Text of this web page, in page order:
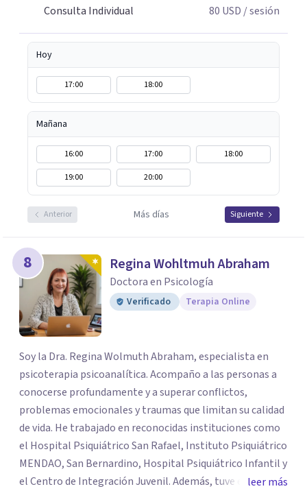
Consulta Individual 80 USD / sesión
Hoy
17:00 18:00
Mañana
16:00 17:00
18:00
19:00
20:00
Anterior Más días Siguiente
8 Regina Wohltmuh Abraham
Doctora en Psicología
Verificado Terapia Online
Soy la Dra. Regina Wolmuth Abraham, especialista en
psicoterapia psicoanalítica. Acompaño a las personas a
conocerse profundamente y a superar conflictos,
problemas emocionales y traumas que limitan su calidad
de vida. He trabajado en reconocidas instituciones como
el Hospital Psiquiátrico San Rafael, Instituto Psiquiátrico
MENDAO, San Bernardino, Hospital Psiquiátrico Infantil y
el Centro de Integración Juvenil. Además, tuve el
leer más